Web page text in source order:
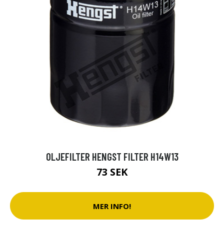
OLJEFILTER HENGST FILTER H14W13
73 SEK
MER INFO!